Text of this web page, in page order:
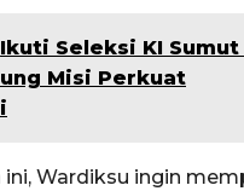
Ikuti Seleksi KI Sumut
Misi Perkuat
ini, Wardiksu ingin